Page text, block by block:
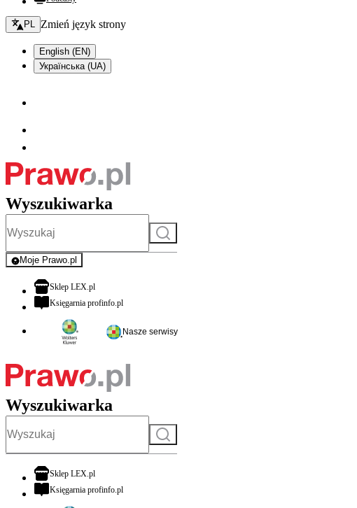
Zmień język - bieżący:
PL Zmień język strony
English (EN)
Українська (UA)
Wyszukiwarka
Szukaj
Moje Prawo.pl
- rejestracja i logowanie do serwisu
Sklep LEX.plotwiera się w nowej karcie
Księgarnia profinfo.plotwiera się w nowej karcie
Nasze serwisy
Wyszukiwarka
Szukaj
Sklep LEX.plotwiera się w nowej karcie
Księgarnia profinfo.plotwiera się w nowej karcie